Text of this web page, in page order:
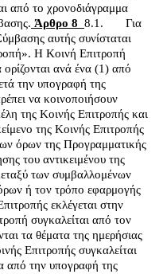
από το χρονοδιάγραμμα
Άρθρο 8 8.1.
Για
αυτής συνίσταται
Η Κοινή Επιτροπή
ορίζονται ανά ένα (1) από
την υπογραφή της
να κοινοποιήσουν
της Κοινής Επιτροπής και
της Κοινής Επιτροπής
όρων της Προγραμματικής
του αντικειμένου της
των συμβαλλομένων
ή τον τρόπο εφαρμογής
εκλέγεται στην
συγκαλείται από τον
τα θέματα της ημερήσιας
Επιτροπής συγκαλείται
από την υπογραφή της